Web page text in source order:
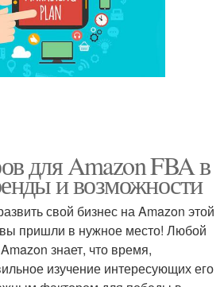
для Amazon FBA в
и возможности
свой бизнес на Amazon этой
пришли в нужное место! Любой
знает, что время,
изучение интересующих его